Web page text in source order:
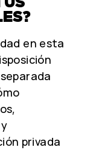
en esta
privada